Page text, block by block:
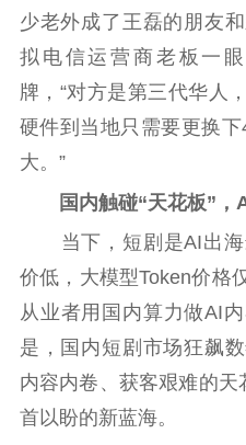
少老外成了王磊的朋友
拟电信运营商老板一
牌，“对方是第三代华人
硬件到当地只需要更换
大。”
国内触碰“天花板”，
当下，短剧是AI出海
价低，大模型Token价格
从业者用国内算力做AI
是，国内短剧市场狂飙
内容内卷、获客艰难的天
首以盼的新蓝海。